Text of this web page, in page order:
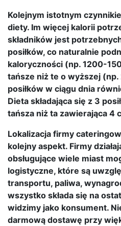
Kolejnym istotnym
diety. Im więcej kalorii
składników jest
posiłków, co naturalnie
kaloryczności (np. 1200-
tańsze niż te o wyższej
posiłków w ciągu dnia
Dieta składająca się z 3
tańsza niż ta zawierająca 4
Lokalizacja firmy
kolejny aspekt. Firmy
obsługujące wiele miast
logistyczne, które są
transportu, paliwa,
wszystko składa się na
widzimy jako konsument.
darmową dostawę przy